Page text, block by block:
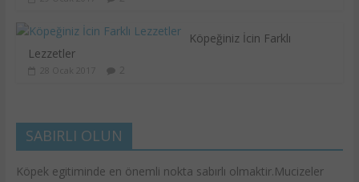
Köpeğiniz İcin Farklı
Lezzetler
SABIRLI OLUN
Köpek egitiminde en önemli nokta sabırlı olmaktir.Mucizeler